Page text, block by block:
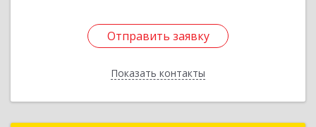
Отправить заявку
Показать контакты
Отправить заявку
Назад